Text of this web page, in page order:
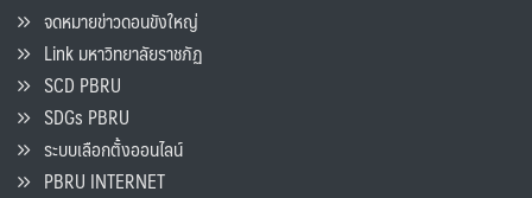
จดหมายข่าวดอนขังใหญ่
Link มหาวิทยาลัยราชภัฏ
SCD PBRU
SDGs PBRU
ระบบเลือกตั้งออนไลน์
PBRU INTERNET